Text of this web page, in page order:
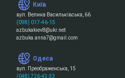
Київ
вул. Велика Васильківська, 66
(098) 017-46-15
azbukakiev8@ukr.net
azbuka.anna7@gmail.com
Одеса
вул. Преображенська, 15
(048) 726-43-33